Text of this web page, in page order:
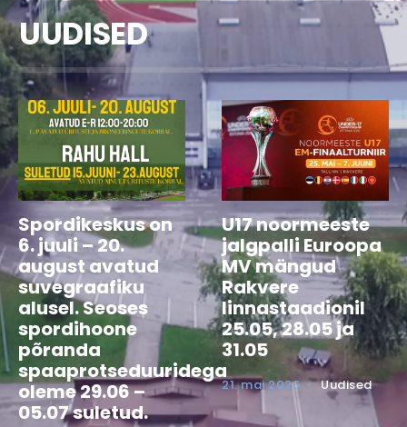
UUDISED
Spordikeskus on
6. juuli – 20.
august avatud
suvegraafiku
alusel. Seoses
spordihoone
põranda
spaaprotseduuridega
oleme 29.06 –
05.07 suletud.
U17 noormeeste
jalgpalli Euroopa
MV mängud
Rakvere
linnastaadionil
25.05, 28.05 ja
31.05
21. mai 2026 • Uudised